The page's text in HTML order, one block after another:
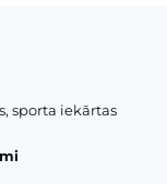
sporta iekārtas